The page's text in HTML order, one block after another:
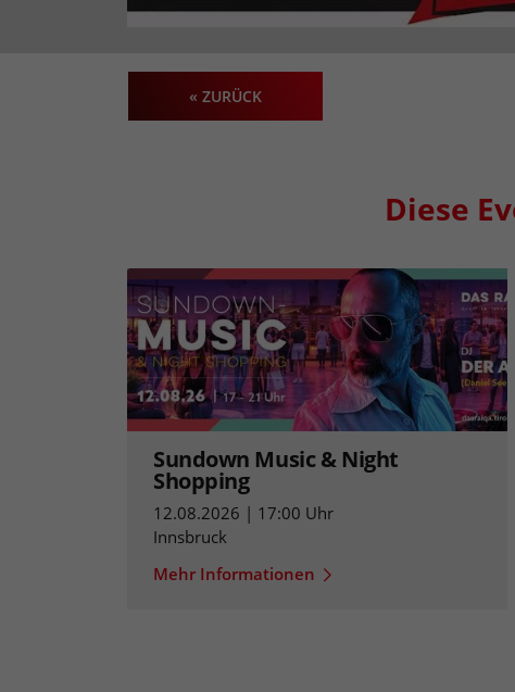
« ZURÜCK
Diese
Sundown Music & Night
Shopping
12.08.2026 | 17:00 Uhr
Innsbruck
Mehr Informationen